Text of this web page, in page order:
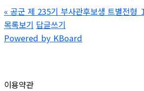
« 공군 제 235기 부사관후보생 트별전형
목록보기 답글쓰기
Powered by KBoard
이용약관